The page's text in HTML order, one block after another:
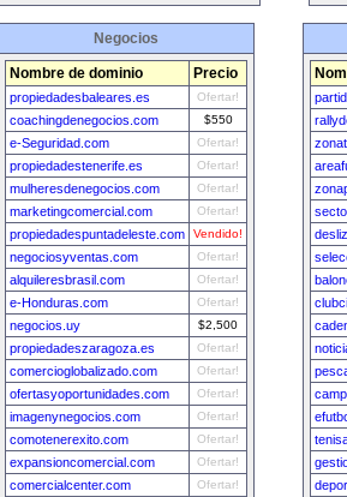
Negocios
Nombre de dominio Precio
propiedadesbaleares.es Ofertar!
coachingdenegocios.com $550
e-Seguridad.com Ofertar!
propiedadestenerife.es Ofertar!
mulheresdenegocios.com Ofertar!
marketingcomercial.com Ofertar!
propiedadespuntadeleste.com Vendido!
negociosyventas.com Ofertar!
alquileresbrasil.com Ofertar!
e-Honduras.com Ofertar!
negocios.uy $2,500
propiedadeszaragoza.es Ofertar!
comercioglobalizado.com Ofertar!
ofertasyoportunidades.com Ofertar!
imagenynegocios.com Ofertar!
comotenerexito.com Ofertar!
expansioncomercial.com Ofertar!
comercialcenter.com Ofertar!